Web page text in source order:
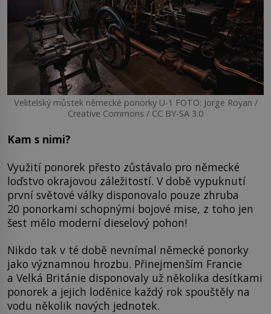
Velitelský můstek německé ponorky U-1 FOTO: Jorge Royan /
Creative Commons / CC BY-SA 3.0
Kam s nimi?
Využití ponorek přesto zůstávalo pro německé
loďstvo okrajovou záležitostí. V době vypuknutí
první světové války disponovalo pouze zhruba
20 ponorkami schopnými bojové mise, z toho jen
šest mělo moderní dieselový pohon!
Nikdo tak v té době nevnímal německé ponorky
jako významnou hrozbu. Přinejmenším Francie
a Velká Británie disponovaly už několika desítkami
ponorek a jejich loděnice každý rok spouštěly na
vodu několik nových jednotek.